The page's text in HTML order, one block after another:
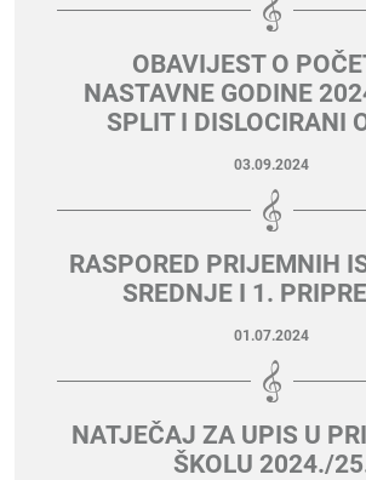
OBAVIJEST O
NASTAVNE GODINE
SPLIT I DISLOCIRANI
03.09.2024
RASPORED PRIJEMNIH
SREDNJE I 1.
01.07.2024
NATJEČAJ ZA UPIS U
ŠKOLU 2024./